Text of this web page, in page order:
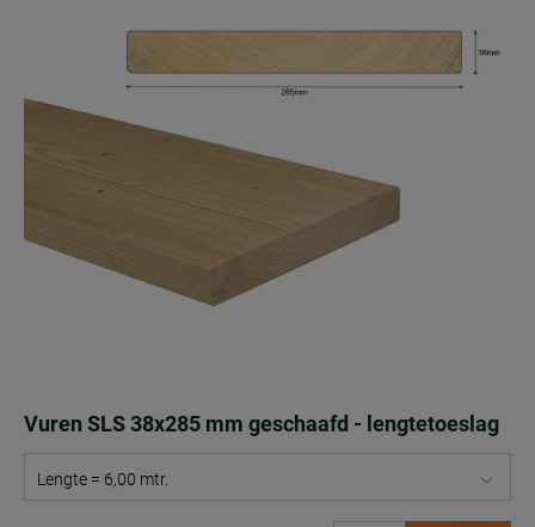
Vuren SLS 38x285 mm geschaafd - lengtetoeslag
Lengte = 6,00 mtr.